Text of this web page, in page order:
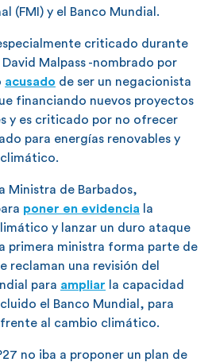
(FMI) y el Banco Mundial.
criticado durante
Malpass -nombrado por
acusado de ser un negacionista
financiando nuevos proyectos
y es criticado por no ofrecer
para energías renovables y
Ministra de Barbados,
poner en evidencia la
y lanzar un duro ataque
primera ministra forma parte de
reclaman una revisión del
para ampliar la capacidad
el Banco Mundial, para
al cambio climático.
no iba a proponer un plan de